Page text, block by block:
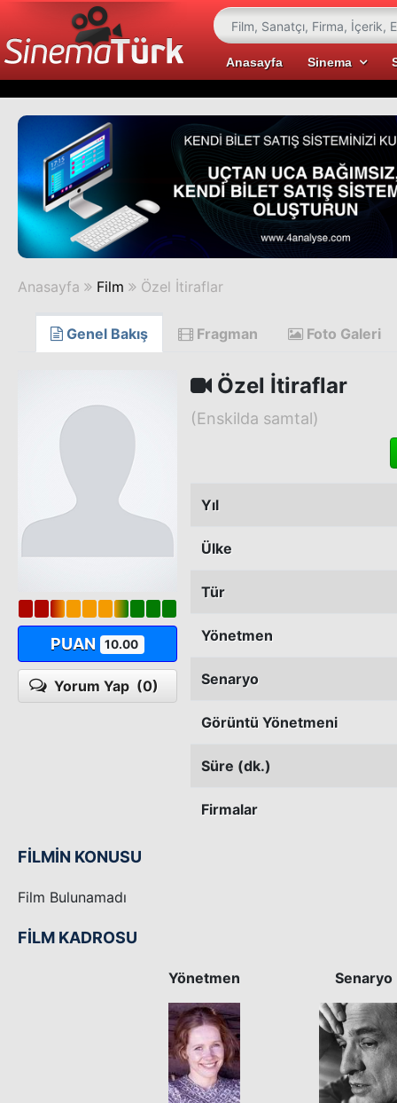
Anasayfa Sinema
Anasayfa Film Özel İtiraflar
Genel Bakış Fragman Foto Galeri
PUAN 10.00
Yorum Yap (0)
Özel İtiraflar
(Enskilda samtal)
Yıl
Ülke
Tür
Yönetmen
Senaryo
Görüntü Yönetmeni
Süre (dk.)
Firmalar
FİLMİN KONUSU
Film Bulunamadı
FİLM KADROSU
Yönetmen Senaryo